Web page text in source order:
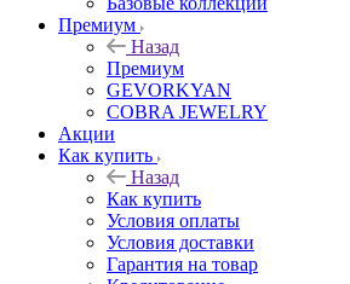
Премиум
Назад
Премиум
GEVORKYAN
COBRA JEWELRY
Акции
Как купить
Назад
Как купить
Условия оплаты
Условия доставки
Гарантия на товар